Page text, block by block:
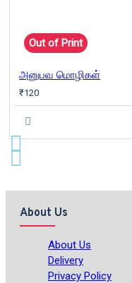
Out of Print
அனுபவ மொழிகள்
₹120
About Us
About Us
Delivery
Privacy Policy